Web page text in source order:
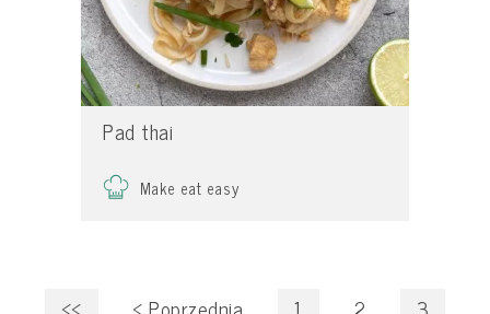
Pad thai
Make eat easy